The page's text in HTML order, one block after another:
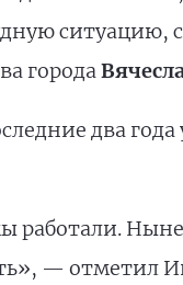
ситуацию,
города
два
работали.
— отметил